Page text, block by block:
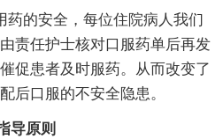
的安全，每位住院病人我们
责任护士核对口服药单后再发
促患者及时服药。从而改变了
后口服的不安全隐患。
导原则